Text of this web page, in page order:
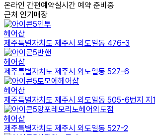
온라인 간편예약실시간 예약 준비중
근처 인기매장
인투
헤어샵
제주특별자치도 제주시 외도일동 476-3
반핸
헤어샵
제주특별자치도 제주시 외도일동 527-6
토모에헤어샵
헤어샵
제주특별자치도 제주시 외도일동 505-6번지 지1
앙포레모리노헤어외도점
헤어샵
제주특별자치도 제주시 외도일동 527-2